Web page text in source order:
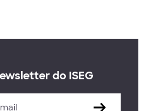
do ISEG